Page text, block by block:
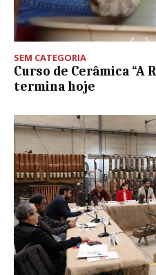
SEM CATEGORIA
Curso de Cerâmica “A
termina hoje